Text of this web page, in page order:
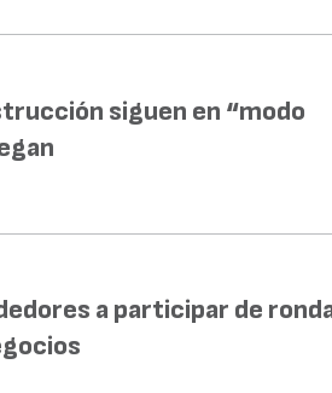
siguen en “modo
a participar de